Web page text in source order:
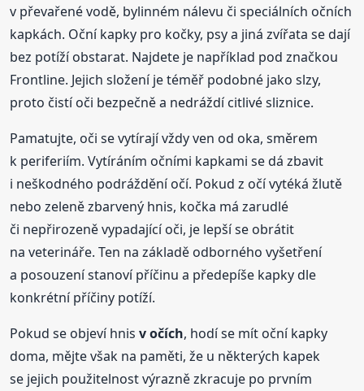
v převařené vodě, bylinném nálevu či speciálních očních
kapkách. Oční kapky pro kočky, psy a jiná zvířata se dají
bez potíží obstarat. Najdete je například pod značkou
Frontline. Jejich složení je téměř podobné jako slzy,
proto čistí oči bezpečně a nedráždí citlivé sliznice.
Pamatujte, oči se vytírají vždy ven od oka, směrem
k periferiím. Vytíráním očními kapkami se dá zbavit
i neškodného podráždění očí. Pokud z očí vytéká žlutě
nebo zeleně zbarvený hnis, kočka má zarudlé
či nepřirozeně vypadající oči, je lepší se obrátit
na veterináře. Ten na základě odborného vyšetření
a posouzení stanoví příčinu a předepíše kapky dle
konkrétní příčiny potíží.
Pokud se objeví hnisv očích, hodí se mít oční kapky
doma, mějte však na paměti, že u některých kapek
se jejich použitelnost výrazně zkracuje po prvním